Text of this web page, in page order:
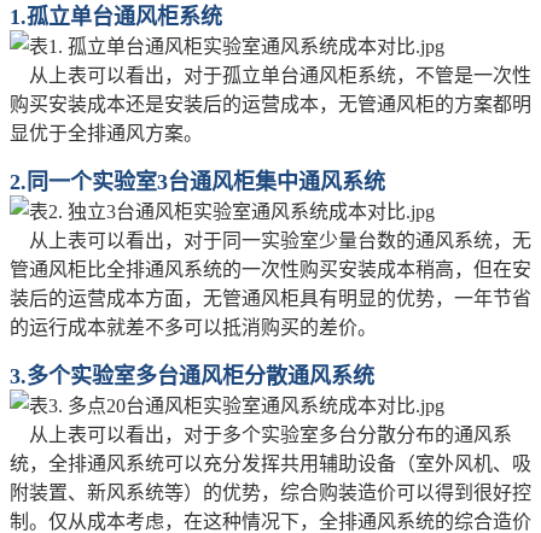
1.孤立单台通风柜系统
从上表可以看出，对于孤立单台通风柜系统，不管是一次性
购买安装成本还是安装后的运营成本，无管通风柜的方案都明
显优于全排通风方案。
2. 同一个实验室3台通风柜集中通风系统
从上表可以看出，对于同一实验室少量台数的通风系统，无
管通风柜比全排通风系统的一次性购买安装成本稍高，但在安
装后的运营成本方面，无管通风柜具有明显的优势，一年节省
的运行成本就差不多可以抵消购买的差价。
3.多个实验室多台通风柜分散通风系统
从上表可以看出，对于多个实验室多台分散分布的通风系
统，全排通风系统可以充分发挥共用辅助设备（室外风机、吸
附装置、新风系统等）的优势，综合购装造价可以得到很好控
制。仅从成本考虑，在这种情况下，全排通风系统的综合造价